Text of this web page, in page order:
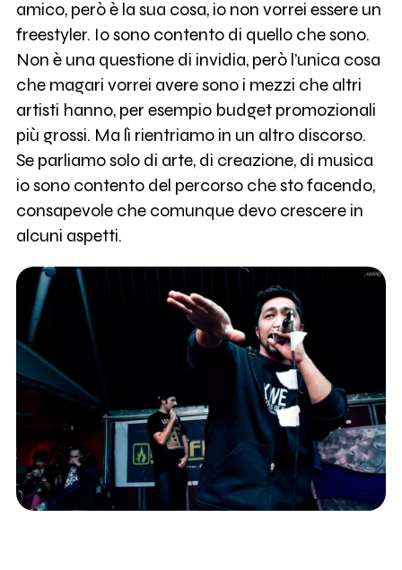
amico, però è la sua cosa, io non vorrei essere un
freestyler. Io sono contento di quello che sono.
Non è una questione di invidia, però l’unica cosa
che magari vorrei avere sono i mezzi che altri
artisti hanno, per esempio budget promozionali
più grossi. Ma lì rientriamo in un altro discorso.
Se parliamo solo di arte, di creazione, di musica
io sono contento del percorso che sto facendo,
consapevole che comunque devo crescere in
alcuni aspetti.